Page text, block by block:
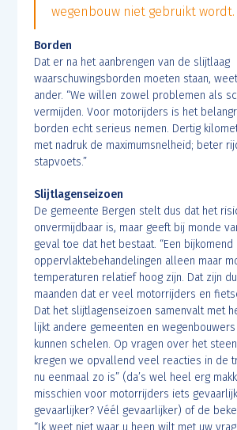
wegenbouw niet gebruikt wordt.
Borden
Dat er na het aanbrengen van de slijtlaag
waarschuwingsborden moeten staan,
ander. “We willen zowel problemen als
vermijden. Voor motorijders is het
borden echt serieus nemen. Dertig
met nadruk de maximumsnelheid; beter
stapvoets.”
Slijtlagenseizoen
De gemeente Bergen stelt dus dat het
onvermijdbaar is, maar geeft bij monde
geval toe dat het bestaat. “Een
oppervlaktebehandelingen alleen maar
temperaturen relatief hoog zijn. Dat zijn
maanden dat er veel motorrijders en
Dat het slijtlagenseizoen samenvalt met
lijkt andere gemeenten en
kunnen schelen. Op vragen over het
kregen we opvallend veel reacties in de
nu eenmaal zo is” (da’s wel heel erg
misschien voor motorrijders iets
gevaarlijker? Véél gevaarlijker) of de
“Ik weet niet waar u heen wilt met uw